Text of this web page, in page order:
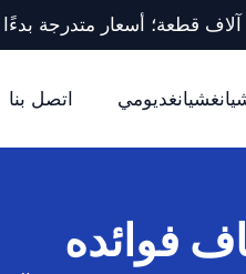
اتصل بنا
فوائده